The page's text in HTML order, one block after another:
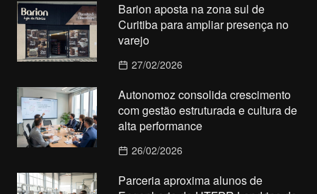
Barion aposta na zona sul de
Curitiba para ampliar presença no
varejo
27/02/2026
Autonomoz consolida crescimento
com gestão estruturada e cultura de
alta performance
26/02/2026
Parceria aproxima alunos de